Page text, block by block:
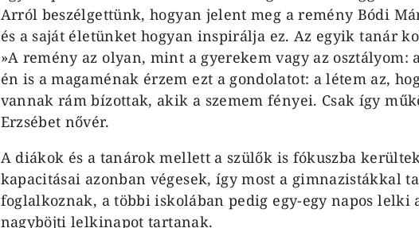
Arról beszélgettünk, hogyan jelent meg a remény Bódi
és a saját életünket hogyan inspirálja ez. Az egyik tanár
»A remény az olyan, mint a gyerekem vagy az osztályom:
én is a magaménak érzem ezt a gondolatot: a létem az,
vannak rám bízottak, akik a szemem fényei. Csak így
Erzsébet nővér.
A diákok és a tanárok mellett a szülők is fókuszba
kapacitásai azonban végesek, így most a gimnazistákkal
foglalkoznak, a többi iskolában pedig egy-egy napos lelki
nagyböjti lelkinapot tartanak.